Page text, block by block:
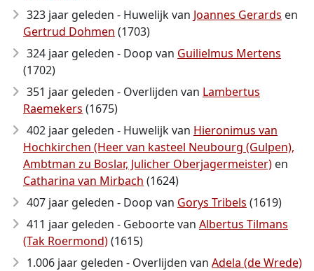
323 jaar geleden - Huwelijk van Joannes Gerards en
Gertrud Dohmen (1703)
324 jaar geleden - Doop van Guilielmus Mertens
(1702)
351 jaar geleden - Overlijden van Lambertus
Raemekers (1675)
402 jaar geleden - Huwelijk van Hieronimus van
Hochkirchen (Heer van kasteel Neubourg (Gulpen),
Ambtman zu Boslar, Julicher Oberjagermeister) en
Catharina van Mirbach (1624)
407 jaar geleden - Doop van Gorys Tribels (1619)
411 jaar geleden - Geboorte van Albertus Tilmans
(Tak Roermond)(1615)
1.006 jaar geleden - Overlijden van Adela (de Wrede)